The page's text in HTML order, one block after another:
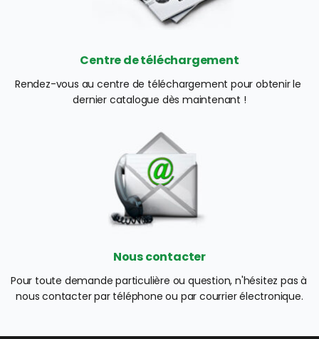
Centre de téléchargement
Rendez-vous au centre de téléchargement pour obtenir le
dernier catalogue dès maintenant !
Nous contacter
Pour toute demande particulière ou question, n'hésitez pas à
nous contacter par téléphone ou par courrier électronique.